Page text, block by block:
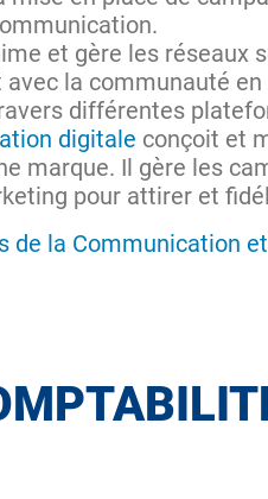
et gère les réseaux
la communauté
différentes
digitale conçoit et
marque. Il gère les
pour attirer et
de la Communication